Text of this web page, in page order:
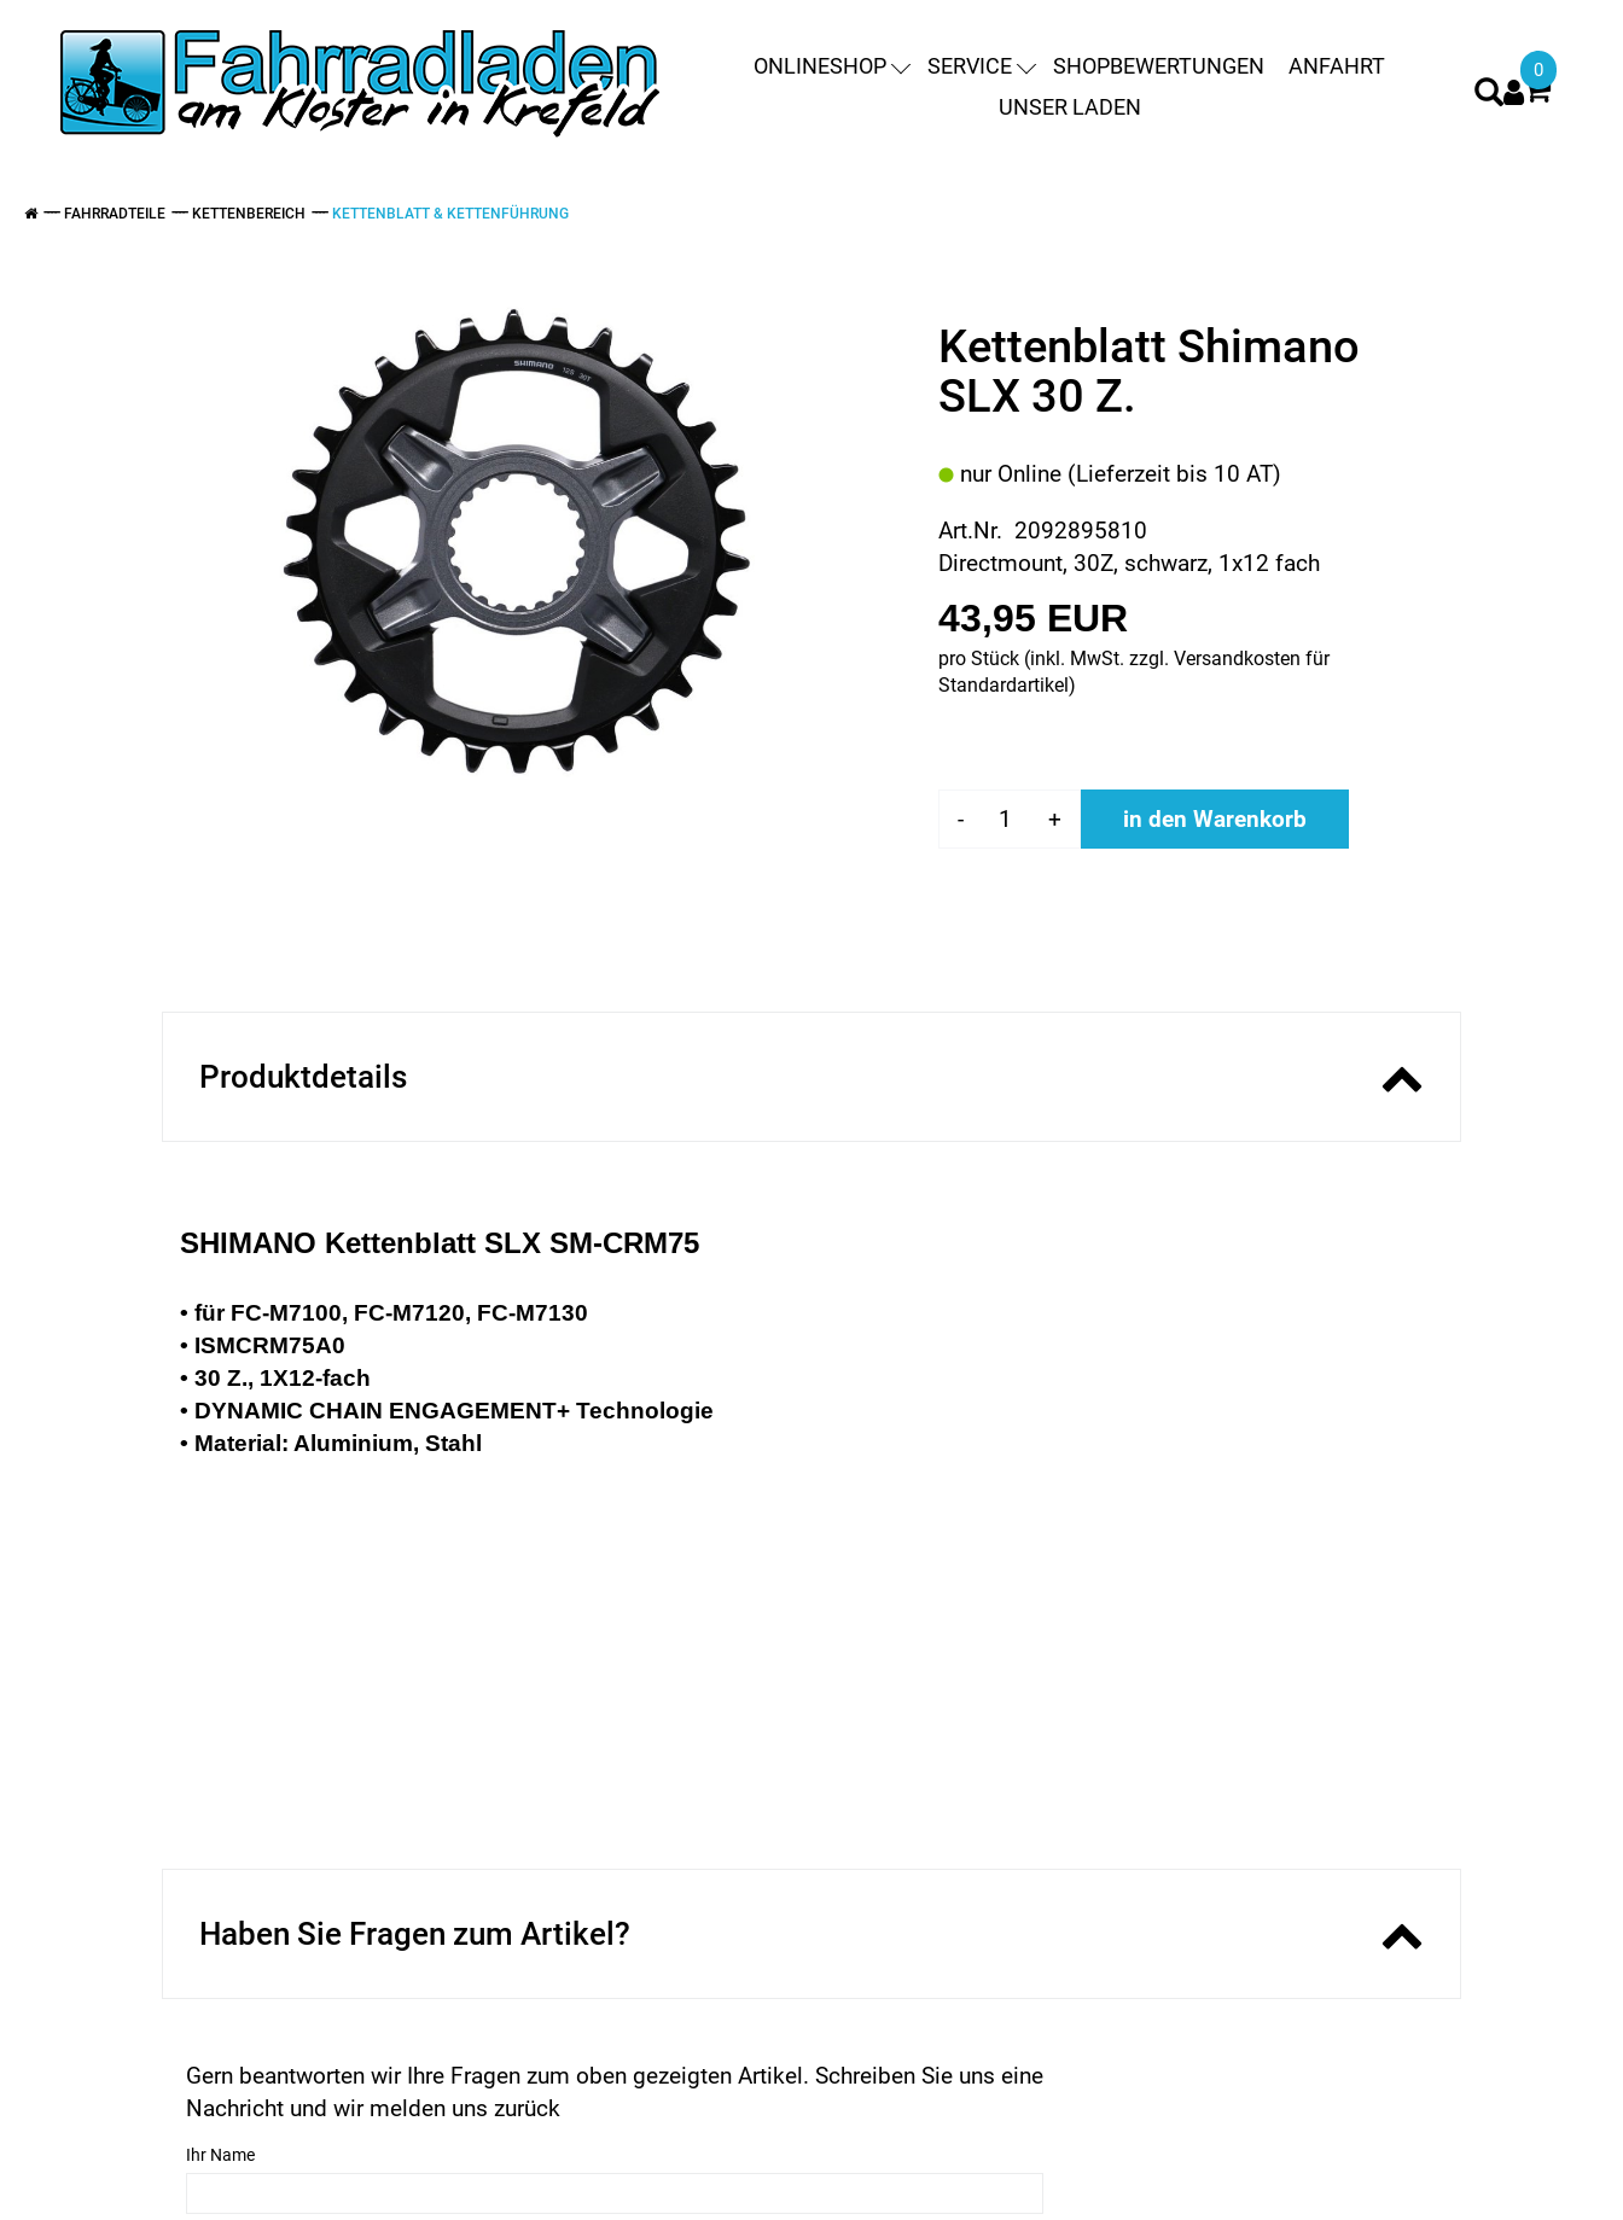
ONLINESHOP SERVICE SHOPBEWERTUNGEN
ANFAHRT
UNSER LADEN
0
FAHRRADTEILE KETTENBEREICH KETTENBLATT & KETTENFÜHRUNG
Kettenblatt Shimano
SLX 30 Z.
nur Online (Lieferzeit bis 10 AT)
Art.Nr. 2092895810
Directmount, 30Z, schwarz, 1x12 fach
43,95 EUR
pro Stück (inkl. MwSt. zzgl. Versandkosten für
Standardartikel)
- + in den Warenkorb
Produktdetails
SHIMANO Kettenblatt SLXSM-CRM75
• für FC-M7100, FC-M7120, FC-M7130
• ISMCRM75A0
• 30 Z., 1X12-fach
• DYNAMIC CHAIN ENGAGEMENT+ Technologie
• Material: Aluminium, Stahl
Haben Sie Fragen zum Artikel?
Gern beantworten wir Ihre Fragen zum oben gezeigten Artikel. Schreiben Sie uns eine
Nachricht und wir melden uns zurück
Ihr Name